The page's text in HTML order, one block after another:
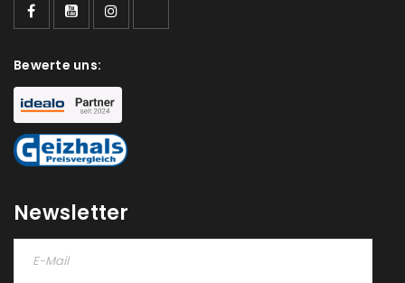
Bewerte uns:
Newsletter